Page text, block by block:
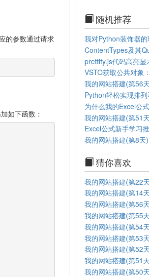
的参数通过请求
如下函数：
随机推荐
我对Python装饰器
ContentTypes及其
prettify.js代码高亮显
VSTO获取公共对象
Python轻松实现排
为什么我的Excel公
Excel公式新手学习
我的网站搭建(第8天
猜你喜欢
我的网站搭建(第22
我的网站搭建(第14
我的网站搭建(第55
我的网站搭建(第50